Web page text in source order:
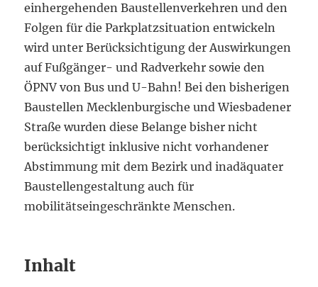
einhergehenden Baustellenverkehren und den
Folgen für die Parkplatzsituation entwickeln
wird unter Berücksichtigung der Auswirkungen
auf Fußgänger- und Radverkehr sowie den
ÖPNV von Bus und U-Bahn! Bei den bisherigen
Baustellen Mecklenburgische und Wiesbadener
Straße wurden diese Belange bisher nicht
berücksichtigt inklusive nicht vorhandener
Abstimmung mit dem Bezirk und inadäquater
Baustellengestaltung auch für
mobilitätseingeschränkte Menschen.
Inhalt